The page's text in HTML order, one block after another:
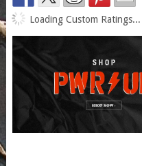
Loading Custom Ratings...